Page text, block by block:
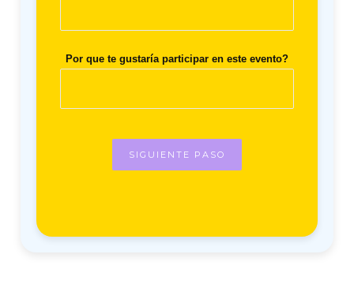
Por que te gustaría participar en este evento?